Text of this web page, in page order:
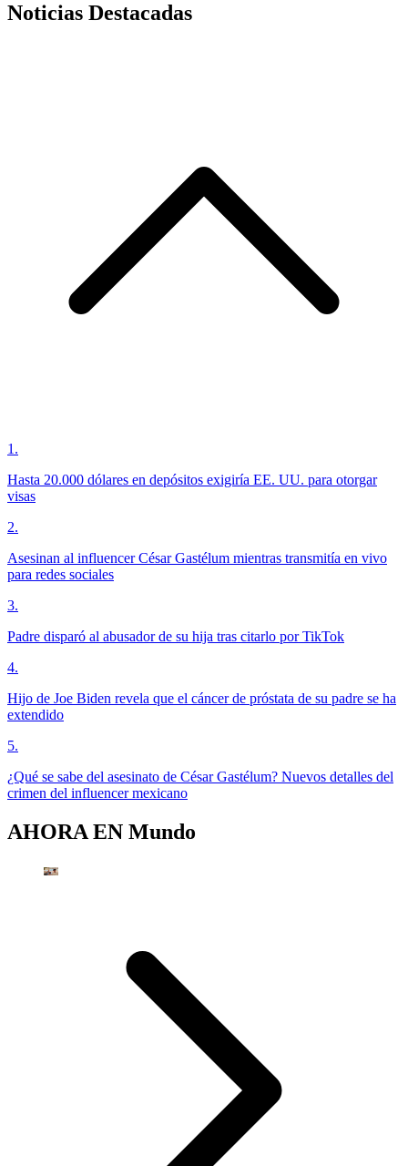
Noticias Destacadas
1 .
Hasta 20.000 dólares en depósitos exigiría EE. UU. para otorgar
visas
2.
Asesinan al influencer César Gastélum mientras transmitía en vivo
para redes sociales
3.
Padre disparó al abusador de su hija tras citarlo por TikTok
4.
Hijo de Joe Biden revela que el cáncer de próstata de su padre se ha
extendido
5.
¿Qué se sabe del asesinato de César Gastélum? Nuevos detalles del
crimen del influencer mexicano
AHORA EN Mundo